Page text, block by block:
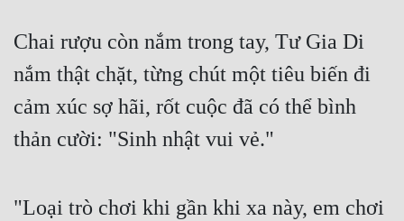
Chai rượu còn nắm trong tay, Tư Gia Di
nắm thật chặt, từng chút một tiêu biến đi
cảm xúc sợ hãi, rốt cuộc đã có thể bình
thản cười: "Sinh nhật vui vẻ."
"Loại trò chơi khi gần khi xa này, em chơi